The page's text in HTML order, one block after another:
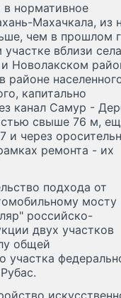
нормативное
Махачкала, из
чем в прошлом
вблизи села
Новолакском
районе
капитально
канал Самур -
свыше 76 м,
и через
ремонта - их
подхода от
мосту
российско-
двух участков
общей
участка